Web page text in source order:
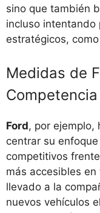
sino que también
incluso intentando
estratégicos,
Medidas de
Competencia
Ford, por ejemplo,
centrar su
competitivos
más accesibles
llevado a la
nuevos vehículos